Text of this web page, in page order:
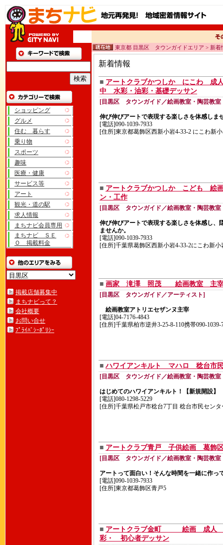
ショッピング
グルメ
住む 暮らす
乗り物
スポーツ
趣味
医療・健康
サービス等
アート
観光・道の駅
求人情報
まちナビ会員専用
まちナビ ＳＥ
Ｏ 掲載料金
掲載店舗募集中
まちナビって？
会社概要
お問い合せ
ﾌﾟﾗｲﾊﾞｼｰﾎﾟﾘｼｰ
東京都 目黒区 タウンガイドエリア > 新着
新着情報
■ アートクラブかつしか にこわ 成
中 水彩・油彩・基礎デッサン
[目黒区 タウンガイド／絵画教室・陶芸教室
伸び伸びアートで表現する楽しさを体感しま
[電話]090-1039-7933
[住所]東京都葛飾区西新小岩4-33-2 にこわ新
■ アートクラブかつしか こども 絵
ン・工作
[目黒区 タウンガイド／絵画教室・陶芸教室
伸び伸びアートで表現する楽しさを体感し、
ませんか。
[電話]090-1039-7933
[住所]千葉県葛飾区西新小岩4-33-2にこわ新小
■ 画家 滝澤 照茂 絵画教室 主
[目黒区 タウンガイド／アーティスト]
絵画教室アトリエセザンヌ主宰
[電話]04-7176-4843
[住所]千葉県柏市逆井3-25-8-110携帯090-1039-
■ハワイアンキルト マハロ 稔台市
[目黒区 タウンガイド／絵画教室・陶芸教室
はじめてのハワイアンキルト！【新規開設】
[電話]080-1298-5229
[住所]千葉県松戸市稔台7丁目 稔台市民センタ
■ アートクラブ青戸 子供絵画 葛
[目黒区 タウンガイド／絵画教室・陶芸教室
アートって面白い！そんな時間を一緒に作っ
[電話]090-1039-7933
[住所]東京都葛飾区青戸5
■ アートクラブ金町 絵画 成
彩・ 初心者デッサン